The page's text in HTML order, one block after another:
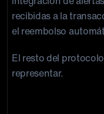
recibidas a la
el reembolso
El resto del
representar.